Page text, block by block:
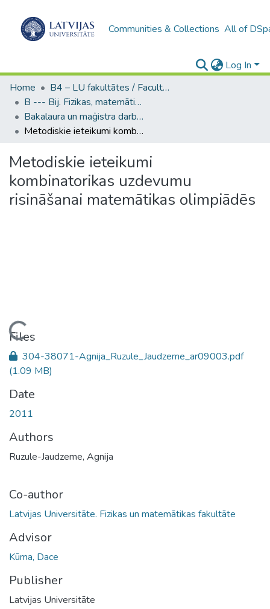
Communities & Collections All of
Log In
Home
B4 – LU fakultātes / Faculties of the UL
B --- Bij. Fizikas, matemātikas un optometrijas fakultātes studentu noslēguma darbi / Faculty of Physics, Mathematics and Optometry - Graduate works
Bakalaura un maģistra darbi (FMOF) / Bachelor's and Master's theses
Metodiskie ieteikumi kombinatorikas uzdevumu risināšanai matemātikas olimpiādēs
Metodiskie ieteikumi
kombinatorikas uzdevumu
risināšanai matemātikas olimpiādēs
Loading...
Files
304-38071-Agnija_Ruzule_Jaudzeme_ar09003.pdf
(1.09 MB)
Date
2011
Authors
Ruzule-Jaudzeme, Agnija
Co-author
Latvijas Universitāte. Fizikas un matemātikas fakultāte
Advisor
Kūma, Dace
Publisher
Latvijas Universitāte